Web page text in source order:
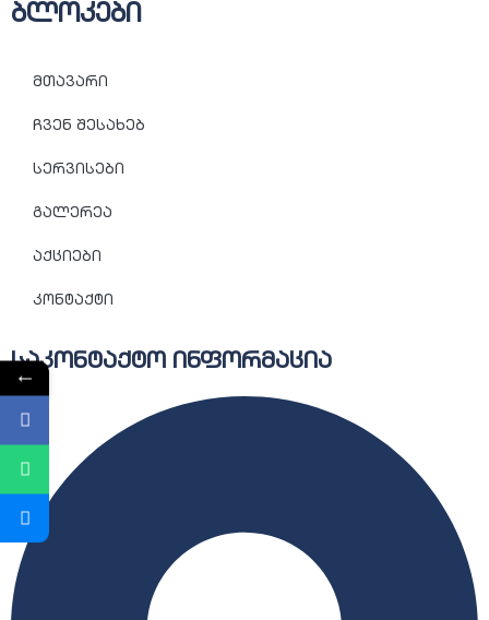
ბლოკები
მთავარი
ჩვენ შესახებ
სერვისები
გალერეა
აქციები
კონტაქტი
საკონტაქტო ინფორმაცია
←